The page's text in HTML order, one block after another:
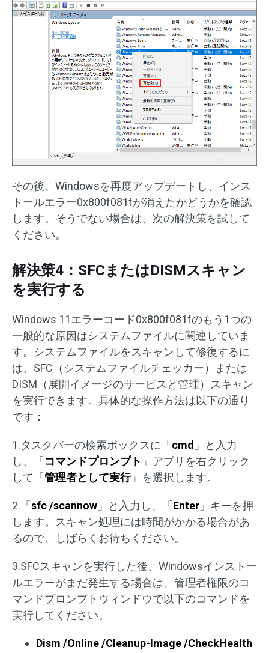
その後、Windowsを再度アップデートし、インス
トールエラー0x800f081fが消えたかどうかを確認
します。そうでない場合は、次の解決策を試して
ください。
解決策4：SFCまたはDISMスキャン
を実行する
Windows 11エラーコード0x800f081fのもう1つの
一般的な原因はシステムファイルに関連していま
す。システムファイルをスキャンして修復するに
は、SFC（システムファイルチェッカー）または
DISM（展開イメージのサービスと管理）スキャン
を実行できます。具体的な操作方法は以下の通り
です：
1.タスクバーの検索ボックスに「 cmd 」と入力
し、「 コマンドプロンプト 」アプリを右クリック
して「 管理者として実行」を選択します。
2.「 sfc /scannow 」と入力し、「 Enter 」キーを押
します。スキャン処理には時間がかかる場合があ
るので、しばらくお待ちください。
3.SFCスキャンを実行した後、Windowsインストー
ルエラーがまだ発生する場合は、管理者権限のコ
マンドプロンプトウィンドウで以下のコマンドを
実行してください。
Dism /Online /Cleanup-Image /CheckHealth